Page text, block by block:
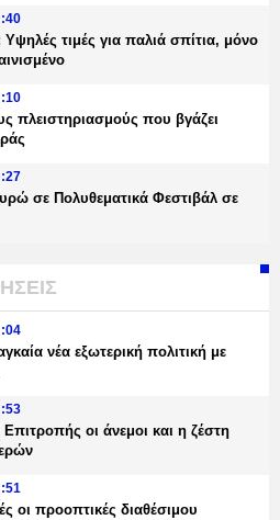
Υψηλές τιμές για παλιά σπίτια, μόνο
πλειστηριασμούς που βγάζει
σε Πολυθεματικά Φεστιβάλ σε
νέα εξωτερική πολιτική με
Επιτροπής οι άνεμοι και η ζέστη
οι προοπτικές διαθέσιμου